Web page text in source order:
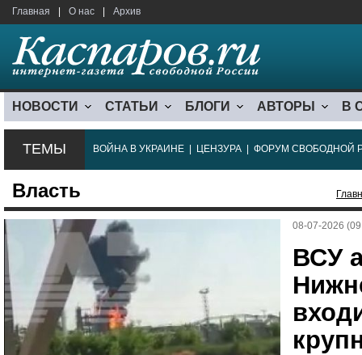
Главная О нас Архив
НОВОСТИ СТАТЬИ БЛОГИ АВТОРЫ В
ТЕМЫ ВОЙНА В УКРАИНЕ ЦЕНЗУРА ФОРУМ СВОБОДНОЙ
Власть
08-07-2026
ВСУ